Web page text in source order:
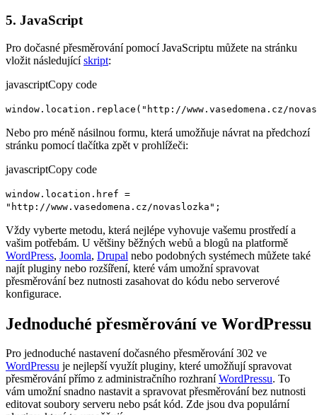
5. JavaScript
Pro dočasné přesměrování pomocí JavaScriptu můžete na stránku
vložit následujícískript:
javascriptCopy code
window.location.replace("http://www.vasedomena.cz/
Nebo pro méně násilnou formu, která umožňuje návrat na předchozí
stránku pomocí tlačítka zpět v prohlížeči:
javascriptCopy code
window.location.href =
"http://www.vasedomena.cz/novaslozka";
Vždy vyberte metodu, která nejlépe vyhovuje vašemu prostředí a
vašim potřebám. U většiny běžných webů a blogů na platformě
WordPress, Joomla, Drupal nebo podobných systémech můžete také
najít pluginy nebo rozšíření, které vám umožní spravovat
přesměrování bez nutnosti zasahovat do kódu nebo serverové
konfigurace.
Jednoduché přesměrování ve WordPressu
Pro jednoduché nastavení dočasného přesměrování 302 ve
WordPressu je nejlepší využít pluginy, které umožňují spravovat
přesměrování přímo z administračního rozhraní WordPressu. To
vám umožní snadno nastavit a spravovat přesměrování bez nutnosti
editovat soubory serveru nebo psát kód. Zde jsou dva populární